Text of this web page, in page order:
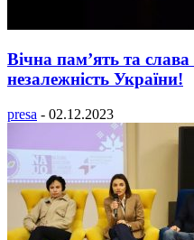
Вічна пам’ять та
незалежність України!
presa - 02.12.2023